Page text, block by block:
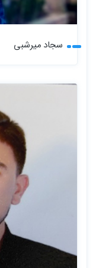
سجاد میرشبی